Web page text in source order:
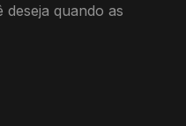
quando as